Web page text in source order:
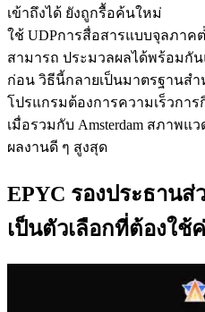
เข้าถึงได้ ยังถูกรื้อค้นใหม่
ใช้ UDPการสื่อสารแบบจุลภาค
สามารถ ประมวลผลได้พร้อมกั
ก่อน วิธีนี้กลายเป็นมาตรฐานสํา
โปรแกรมต้องการความเร็วกา
เมื่อรวมกับ Amsterdam สภาพแ
ผลงานดี ๆ สูงสุด
EPYC รองประธาน
เป็นตัวเลือกที่ต้องใช้